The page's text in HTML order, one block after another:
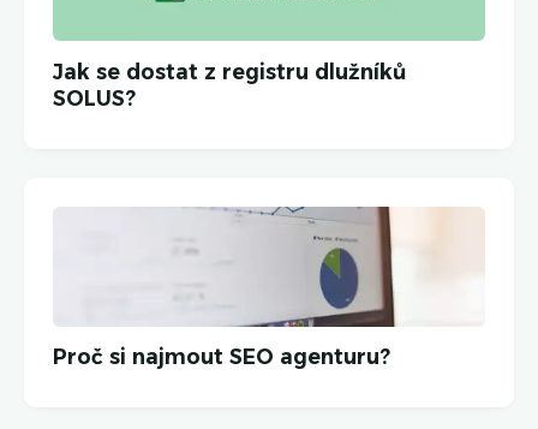
Jak se dostat z registru dlužníků
SOLUS?
Proč si najmout SEO agenturu?